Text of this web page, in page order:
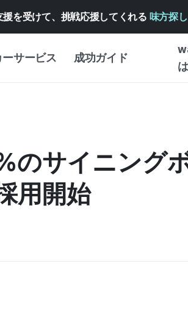
援を受けて、挑戦応援してくれる 味方探し
ーサービス 成功ガイド
は
ター ↗︎
ワード ↗︎
WADIZ・スクール
成功ストーリー
FOR GLOBAL MAKER
ク
予約
のサイニング
用開始